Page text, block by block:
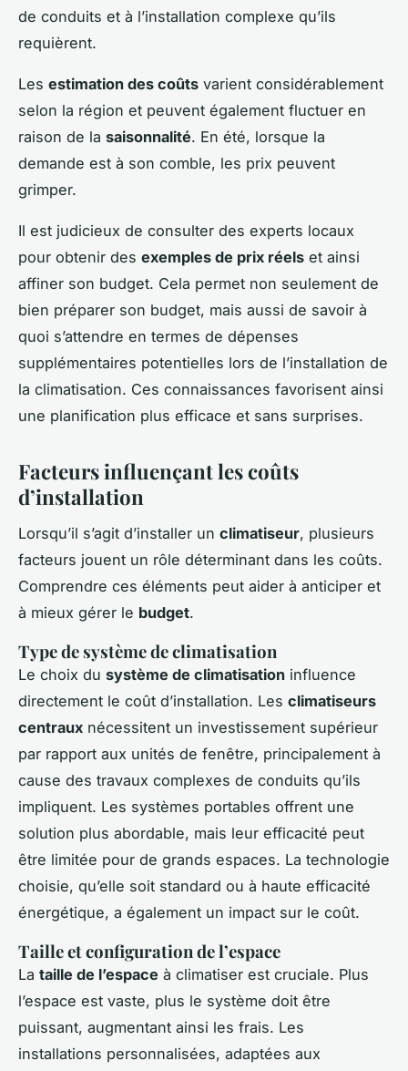
de conduits et à l’installation complexe qu’ils
requièrent.
Les estimation des coûts varient considérablement
selon la région et peuvent également fluctuer en
raison de la saisonnalité. En été, lorsque la
demande est à son comble, les prix peuvent
grimper.
Il est judicieux de consulter des experts locaux
pour obtenir des exemples de prix réels et ainsi
affiner son budget. Cela permet non seulement de
bien préparer son budget, mais aussi de savoir à
quoi s’attendre en termes de dépenses
supplémentaires potentielles lors de l’installation de
la climatisation. Ces connaissances favorisent ainsi
une planification plus efficace et sans surprises.
Facteurs influençant les coûts
d’installation
Lorsqu’il s’agit d’installer un climatiseur, plusieurs
facteurs jouent un rôle déterminant dans les coûts.
Comprendre ces éléments peut aider à anticiper et
à mieux gérer le budget.
Type de système de climatisation
Le choix du système de climatisation influence
directement le coût d’installation. Les climatiseurs
centraux nécessitent un investissement supérieur
par rapport aux unités de fenêtre, principalement à
cause des travaux complexes de conduits qu’ils
impliquent. Les systèmes portables offrent une
solution plus abordable, mais leur efficacité peut
être limitée pour de grands espaces. La technologie
choisie, qu’elle soit standard ou à haute efficacité
énergétique, a également un impact sur le coût.
Taille et configuration de l’espace
La taille de l’espace à climatiser est cruciale. Plus
l’espace est vaste, plus le système doit être
puissant, augmentant ainsi les frais. Les
installations personnalisées, adaptées aux